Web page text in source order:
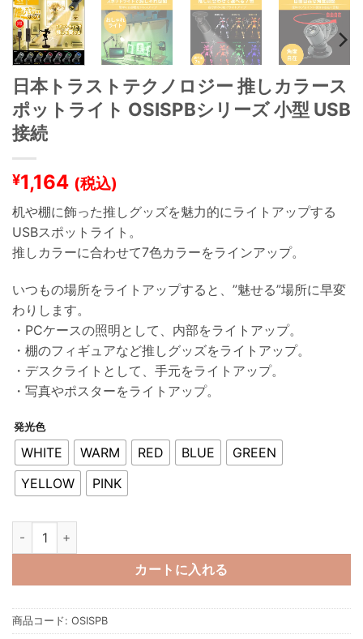
日本トラストテクノロジー 推しカラース
ポットライト OSISPBシリーズ 小型 USB
接続
¥1,164 (税込)
机や棚に飾った推しグッズを魅力的にライトアップする
USBスポットライト。
推しカラーに合わせて7色カラーをラインアップ。
いつもの場所をライトアップすると、”魅せる”場所に早変
わりします。
・PCケースの照明として、内部をライトアップ。
・棚のフィギュアなど推しグッズをライトアップ。
・デスクライトとして、手元をライトアップ。
・写真やポスターをライトアップ。
発光色
WHITE WARM RED BLUE
GREEN
YELLOW
PINK
日本トラストテクノロジー 推しカラースポットライト OSISPBシリ
カートに入れる
商品コード: OSISPB